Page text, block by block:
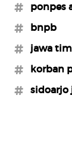
#ponpes
#bnpb
#jawa
#korban